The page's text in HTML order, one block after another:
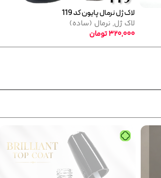
لاک ژل نرمال پایون کد 100
لاک ژل